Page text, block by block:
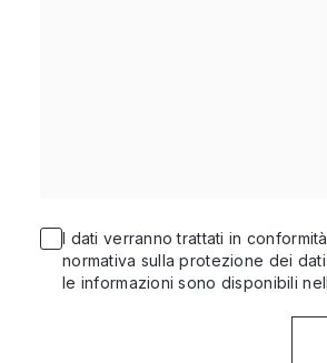
I dati verranno trattati in
normativa sulla protezione dei
le informazioni sono disponibili